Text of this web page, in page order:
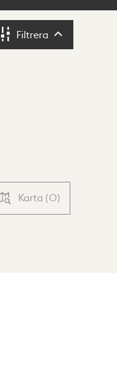
Filtrera Filtrera
Karta (0)